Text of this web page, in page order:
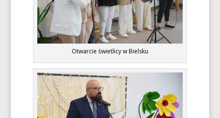
Otwarcie świetlicy w Bielsku